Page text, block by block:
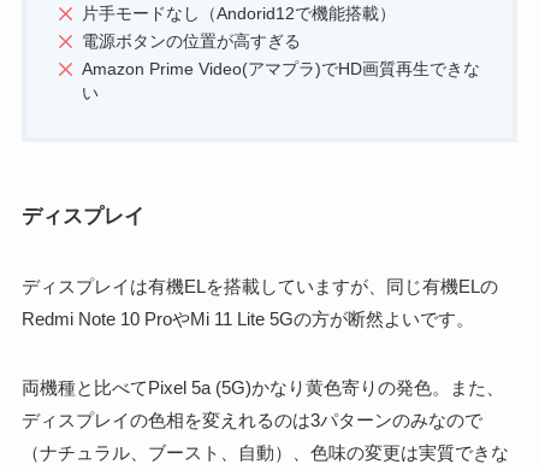
片手モードなし（Andorid12で機能搭載）
電源ボタンの位置が高すぎる
Amazon Prime Video(アマプラ)でHD画質再生できな
い
ディスプレイ
ディスプレイは有機ELを搭載していますが、同じ有機ELの
Redmi Note 10 ProやMi 11 Lite 5Gの方が断然よいです。
両機種と比べてPixel 5a (5G)かなり黄色寄りの発色。また、
ディスプレイの色相を変えれるのは3パターンのみなので
（ナチュラル、ブースト、自動）、色味の変更は実質できな